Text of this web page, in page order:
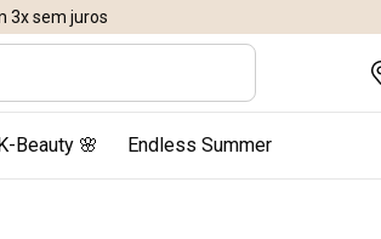
3x sem juros
Beauty 🌸 Endless Summer